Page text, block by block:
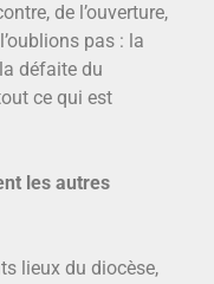
de l’ouverture,
pas : la
défaite du
ce qui est
les autres
lieux du diocèse,